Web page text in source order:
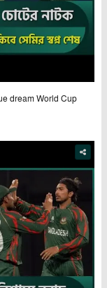
dream World Cup